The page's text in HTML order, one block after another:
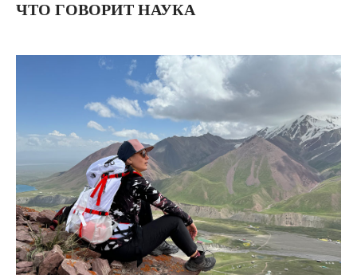
ЧТО ГОВОРИТ НАУКА